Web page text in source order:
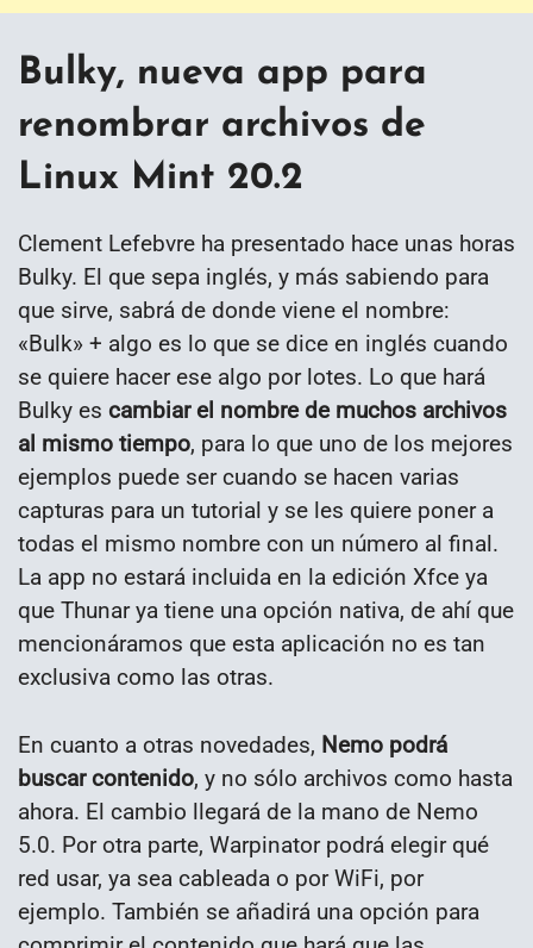
Bulky, nueva app para
renombrar archivos de
Linux Mint 20.2
Clement Lefebvre ha presentado hace unas horas
Bulky. El que sepa inglés, y más sabiendo para
que sirve, sabrá de donde viene el nombre:
«Bulk» + algo es lo que se dice en inglés cuando
se quiere hacer ese algo por lotes. Lo que hará
Bulky es cambiar el nombre de muchos archivos
al mismo tiempo, para lo que uno de los mejores
ejemplos puede ser cuando se hacen varias
capturas para un tutorial y se les quiere poner a
todas el mismo nombre con un número al final.
La app no estará incluida en la edición Xfce ya
que Thunar ya tiene una opción nativa, de ahí que
mencionáramos que esta aplicación no es tan
exclusiva como las otras.
En cuanto a otras novedades, Nemo podrá
buscar contenido, y no sólo archivos como hasta
ahora. El cambio llegará de la mano de Nemo
5.0. Por otra parte, Warpinator podrá elegir qué
red usar, ya sea cableada o por WiFi, por
ejemplo. También se añadirá una opción para